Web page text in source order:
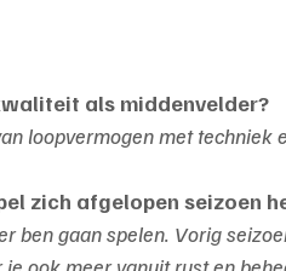
als middenvelder?
loopvermogen met techniek
zich afgelopen seizoen
ben gaan spelen. Vorig